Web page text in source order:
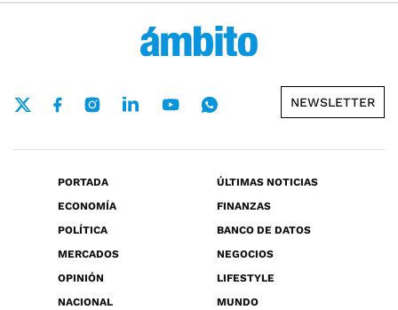
NEWSLETTER
PORTADA
ÚLTIMAS NOTICIAS
ECONOMÍA
FINANZAS
POLÍTICA
BANCO DE DATOS
MERCADOS
NEGOCIOS
OPINIÓN
LIFESTYLE
NACIONAL
MUNDO